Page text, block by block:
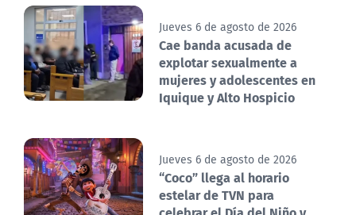
Jueves 6 de agosto de 2026
Cae banda acusada de
explotar sexualmente a
mujeres y adolescentes en
Iquique y Alto Hospicio
Jueves 6 de agosto de 2026
“Coco” llega al horario
estelar de TVN para